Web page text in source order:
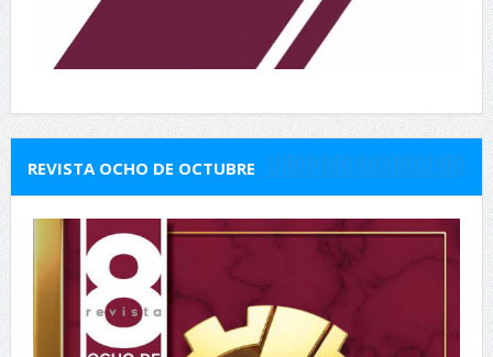
REVISTA OCHO DE OCTUBRE